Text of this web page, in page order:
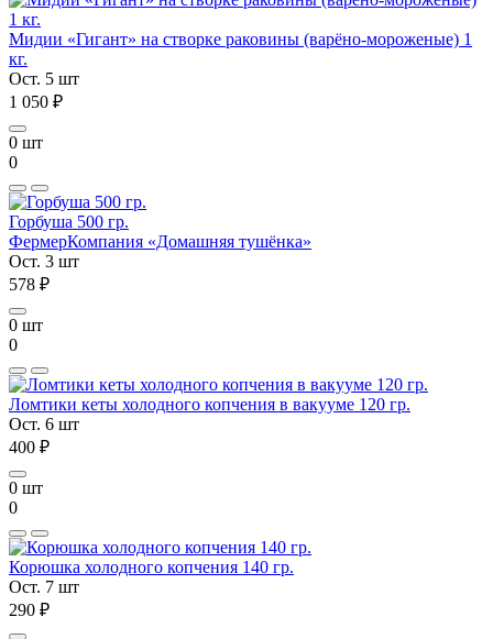
Мидии «Гигант» на створке раковины (варёно-мороженые) 1
кг.
Ост. 5 шт
1 050 ₽
0 шт
0
Горбуша 500 гр.
ФермерКомпания «Домашняя тушёнка»
Ост. 3 шт
578 ₽
0 шт
0
Ломтики кеты холодного копчения в вакууме 120 гр.
Ост. 6 шт
400 ₽
0 шт
0
Корюшка холодного копчения 140 гр.
Ост. 7 шт
290 ₽